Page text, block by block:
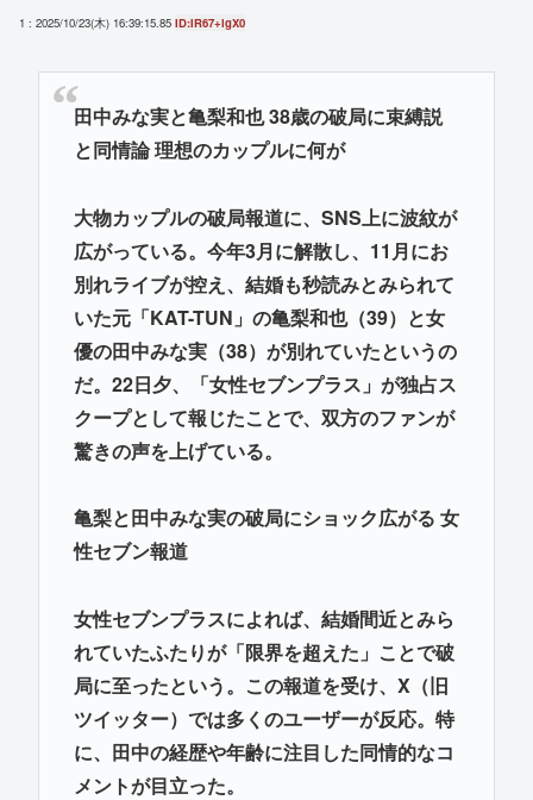
1 : 2025/10/23(木) 16:39:15.85 ID:IR67+lgX0
田中みな実と亀梨和也 38歳の破局に束縛説
と同情論 理想のカップルに何が
大物カップルの破局報道に、SNS上に波紋が
広がっている。今年3月に解散し、11月にお
別れライブが控え、結婚も秒読みとみられて
いた元「KAT-TUN」の亀梨和也（39）と女
優の田中みな実（38）が別れていたというの
だ。22日夕、「女性セブンプラス」が独占ス
クープとして報じたことで、双方のファンが
驚きの声を上げている。
亀梨と田中みな実の破局にショック広がる 女
性セブン報道
女性セブンプラスによれば、結婚間近とみら
れていたふたりが「限界を超えた」ことで破
局に至ったという。この報道を受け、X（旧
ツイッター）では多くのユーザーが反応。特
に、田中の経歴や年齢に注目した同情的なコ
メントが目立った。